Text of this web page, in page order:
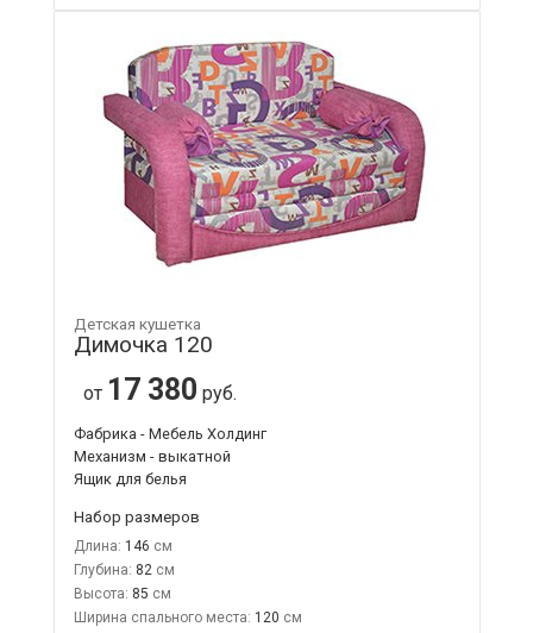
Детская кушетка
Димочка 120
от 17 380 руб.
Фабрика - Мебель Холдинг
Механизм - выкатной
Ящик для белья
Набор размеров
Длина: 146
Глубина: 82
Высота: 85
Ширина спального места: 120